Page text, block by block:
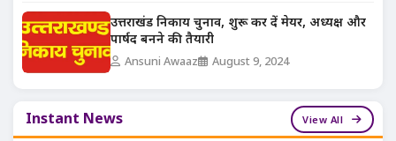
उत्तराखंड निकाय चुनाव, शुरू कर दें मेयर, अध्यक्ष और
पार्षद बनने की तैयारी
Ansuni Awaaz August 9, 2024
Instant News View All